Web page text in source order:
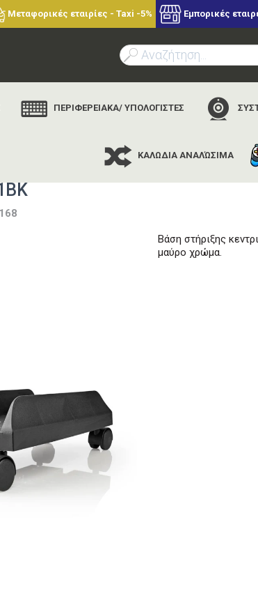
Μεταφορικές εταιρίες - Taxi -5% Εμπορικές
ΠΕΡΙΦΕΡΕΙΑΚΑ/ ΥΠΟΛΟΓΙΣΤΕΣ
ΚΑΛΩΔΙΑ ΑΝΑΛΏΣΙΜΑ
αρχική
Βάση στήριξης
μαύρο χρώμα.